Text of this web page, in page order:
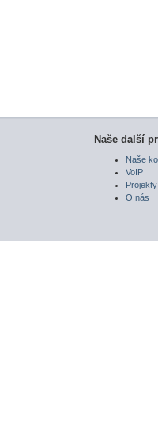
Naše další
Naše
VoIP
Projekty
O nás